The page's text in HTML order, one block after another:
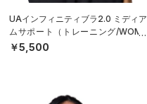
UAインフィニティブラ2.0 ミディア
ムサポート（トレーニング/WOME
N）
￥5,500